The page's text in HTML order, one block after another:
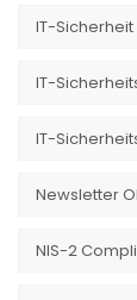
IT-
IT-
IT-
Newsletter
NIS-2